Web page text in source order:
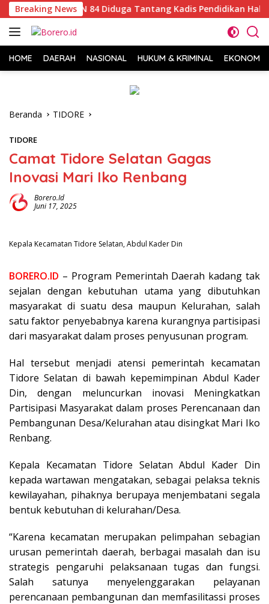
Langsung
ke
konten
Breaking News
Kepsek SDN 84 Diduga Tantang Kadis Pendidikan Halsel
HOME DAERAH NASIONAL HUKUM & KRIMINAL EKONOMI
Beranda TIDORE
TIDORE
Camat Tidore Selatan Gagas
Inovasi Mari Iko Renbang
Borero.id
Juni 17, 2025
Kepala Kecamatan Tidore Selatan, Abdul Kader Din
BORERO.ID – Program Pemerintah Daerah kadang tak
sejalan dengan kebutuhan utama yang dibutuhkan
masyarakat di suatu desa maupun Kelurahan, salah
satu faktor penyebabnya karena kurangnya partisipasi
dari masyarakat dalam proses penyusunan program.
Hal tersebut menjadi atensi pemerintah kecamatan
Tidore Selatan di bawah kepemimpinan Abdul Kader
Din, dengan meluncurkan inovasi Meningkatkan
Partisipasi Masyarakat dalam proses Perencanaan dan
Pembangunan Desa/Kelurahan atau disingkat Mari Iko
Renbang.
Kepala Kecamatan Tidore Selatan Abdul Kader Din
kepada wartawan mengatakan, sebagai pelaksa teknis
kewilayahan, pihaknya berupaya menjembatani segala
bentuk kebutuhan di kelurahan/Desa.
“Karena kecamatan merupakan pelimpahan sebagian
urusan pemerintah daerah, berbagai masalah dan isu
strategis pengaruhi pelaksanaan tugas dan fungsi.
Salah satunya menyelenggarakan pelayanan
perencanaan pembangunan dan memfasilitassi proses